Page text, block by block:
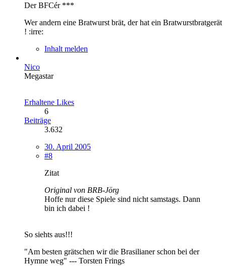
Der BFCér ***
Wer andern eine Bratwurst brät, der hat ein Bratwurstbratgerät
! :irre:
Inhalt melden
Nico
Megastar
Erhaltene Likes
6
Beiträge
3.632
30. April 2005
#8
Zitat
Original von BRB-Jörg
Hoffe nur diese Spiele sind nicht samstags. Dann
bin ich dabei !
So siehts aus!!!
"Am besten grätschen wir die Brasilianer schon bei der
Hymne weg" --- Torsten Frings